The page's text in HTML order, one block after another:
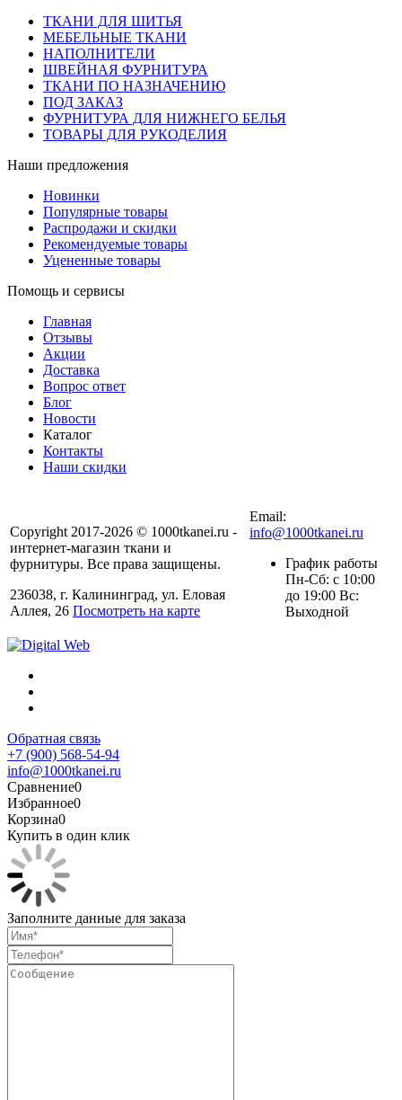
ТКАНИ ДЛЯ ШИТЬЯ
МЕБЕЛЬНЫЕ ТКАНИ
НАПОЛНИТЕЛИ
ШВЕЙНАЯ ФУРНИТУРА
ТКАНИ ПО НАЗНАЧЕНИЮ
ПОД ЗАКАЗ
ФУРНИТУРА ДЛЯ НИЖНЕГО БЕЛЬЯ
ТОВАРЫ ДЛЯ РУКОДЕЛИЯ
Наши предложения
Новинки
Популярные товары
Распродажи и скидки
Рекомендуемые товары
Уцененные товары
Помощь и сервисы
Главная
Отзывы
Акции
Доставка
Вопрос ответ
Блог
Новости
Каталог
Контакты
Наши скидки
Copyright 2017-2026 © 1000tkanei.ru -
интернет-магазин ткани и
фурнитуры. Все права защищены.
236038, г. Калининград, ул. Еловая
Аллея, 26 Посмотреть на карте
Email:
info@1000tkanei.ru
График работы
Пн-Сб: с 10:00
до 19:00 Вс:
Выходной
Обратная связь
+7 (900) 568-54-94
info@1000tkanei.ru
Сравнение0
Избранное0
Корзина0
Купить в один клик
Заполните данные для заказа